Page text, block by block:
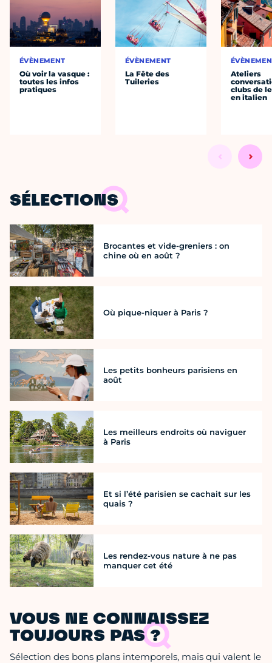
ÉVÈNEMENT
Où voir la vasque :
toutes les infos
pratiques
ÉVÈNEMENT
La Fête des
Tuileries
Ateliers
clubs de
en italien
SÉLECTIONS
Brocantes et vide-greniers : on
chine où en août ?
Où pique-niquer à Paris ?
Les petits bonheurs parisiens en
août
Les meilleurs endroits où naviguer
à Paris
Et si l’été parisien se cachait sur les
quais ?
Les rendez-vous nature à ne pas
manquer cet été
VOUS NE CONNAISSEZ
TOUJOURS PAS ?
Sélection des bons plans intemporels, mais qui valent le